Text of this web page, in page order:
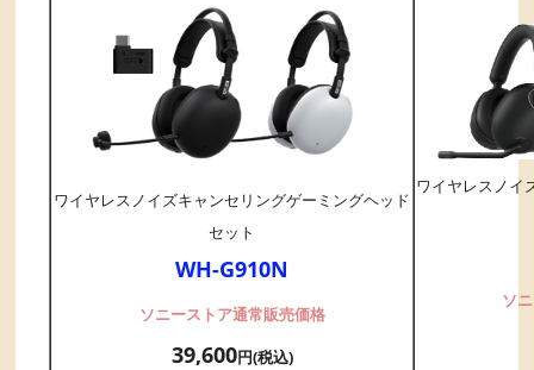
ワイヤレスノイズキャンセリングゲーミングヘッド
セット
WH-G910N
ソニーストア通常販売価格
39,600円(税込)
ワイヤレスノイ
ソ